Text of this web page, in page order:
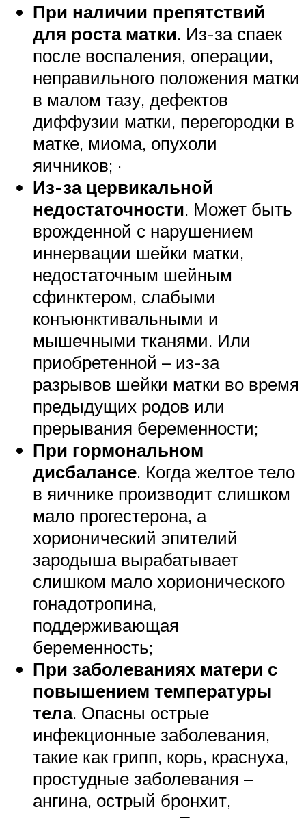
При наличии препятствий
для роста матки. Из-за спаек
после воспаления, операции,
неправильного положения матки
в малом тазу, дефектов
диффузии матки, перегородки в
матке, миома, опухоли
яичников; ·
Из-за цервикальной
недостаточности. Может быть
врожденной с нарушением
иннервации шейки матки,
недостаточным шейным
сфинктером, слабыми
конъюнктивальными и
мышечными тканями. Или
приобретенной – из-за
разрывов шейки матки во время
предыдущих родов или
прерывания беременности;
При гормональном
дисбалансе. Когда желтое тело
в яичнике производит слишком
мало прогестерона, а
хорионический эпителий
зародыша вырабатывает
слишком мало хорионического
гонадотропина,
поддерживающая
беременность;
При заболеваниях матери с
повышением температуры
тела. Опасны острые
инфекционные заболевания,
такие как грипп, корь, краснуха,
простудные заболевания –
ангина, острый бронхит,